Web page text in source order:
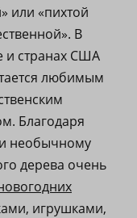
или «пихтой
В
и странах США
любимым
Благодаря
и необычному
дерева очень
игрушками,